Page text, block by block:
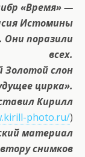
«Время» —
Истомины
Они поразили
всех.
Золотой слон
цирка».
Кирилл
photo.ru/)
материал
снимков